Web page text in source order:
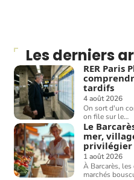
Les derniers
RER Paris
tardifs
4 août 2026
On sort d'un
on file sur le…
Le
mer,
privilégier
1 août 2026
À Barcarès,
marchés